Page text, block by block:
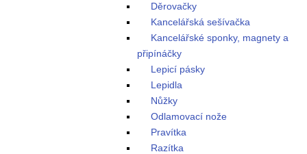
Děrovačky
Kancelářská sešívačka
Kancelářské sponky, magnety a
připínáčky
Lepicí pásky
Lepidla
Nůžky
Odlamovací nože
Pravítka
Razítka